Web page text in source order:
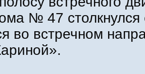
№ 47 столкнулся
во встречном